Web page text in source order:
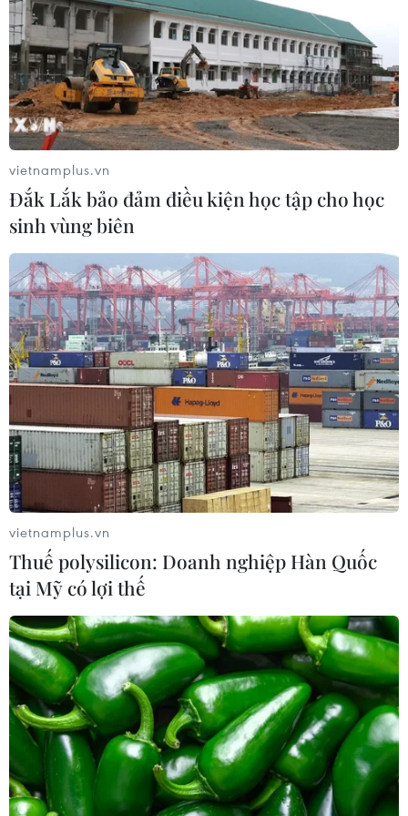
Tổng thống Mỹ: Các bên đạt bước
tiến hướng tới chấm dứt xung đột với
Iran
03/08/2026 06:24
Tổng thống Trump thông báo thời
điểm Mỹ nối lại đàm phán với Iran
03/08/2026 00:50
Iran và Oman sắp đạt thỏa thuận về
tuyến hàng hải mới tại eo biển
Hormuz
02/08/2026 22:47
Xem thêm
CƠ QUAN CHỦ QUẢN: THÔNG TẤN XÃ VIỆT NAM
Tổng Biên tập: TRẦN TIẾN DUẨN
Phó Tổng Biên tập: NGUYỄN THỊ TÁM, KHÚC THANH
THỦY
Sở hữu trí tuệ
Quy định sử dụng
RSS
Hỗ trợ
vietnamplus.vn
Đắk Lắk bảo đảm điều kiện học tập cho học
sinh vùng biên
vietnamplus.vn
Thuế polysilicon: Doanh nghiệp Hàn Quốc
tại Mỹ có lợi thế